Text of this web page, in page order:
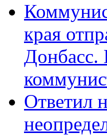
края
Донбасс.
Ответил